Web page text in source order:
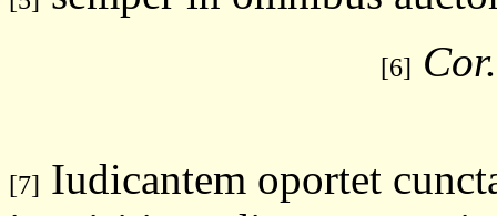
[6]
[7] Iudicantem oportet